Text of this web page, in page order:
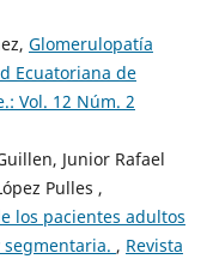
Glomerulopatía
Ecuatoriana de
Vol. 12 Núm. 2
Junior Rafael
Pulles ,
los pacientes adultos
, Revista